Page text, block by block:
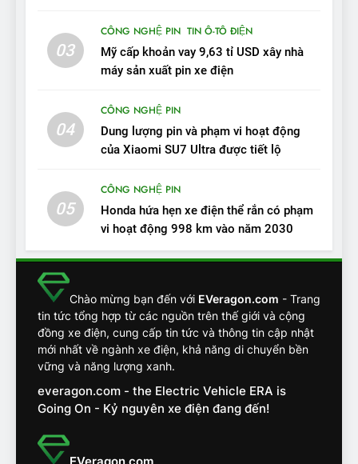
Người dùng nhận xét về
VinFast VF7: Độ hoàn thiện
đồng
12
VinFast VF7 – Mẫu xe cá
ĐÁNH GIÁ XE
Chuyên gia tiết lộ bài test
đối về an toàn trên VinFast
VF8
ĐÁNH GIÁ XE
14
VinFast VF7 đang bỏ xa
như thế nào?
ĐÁNH GIÁ XE
15
03
CÔNG NGHỆ PIN TIN Ô-TÔ ĐIỆN
Mỹ cấp khoản vay 9,63 tỉ USD xây nhà
máy sản xuất pin xe điện
04
CÔNG NGHỆ PIN
Dung lượng pin và phạm vi hoạt động
của Xiaomi SU7 Ultra được tiết lộ
05
CÔNG NGHỆ PIN
Honda hứa hẹn xe điện thể rắn có phạm
vi hoạt động 998 km vào năm 2030
Chào mừng bạn đến với EVeragon.com - Trang
tin tức tổng hợp từ các nguồn trên thế giới và cộng
đồng xe điện, cung cấp tin tức và thông tin cập nhật
mới nhất về ngành xe điện, khả năng di chuyển bền
vững và năng lượng xanh.
everagon.com - the Electric Vehicle ERA is
Going On - Kỷ nguyên xe điện đang đến!